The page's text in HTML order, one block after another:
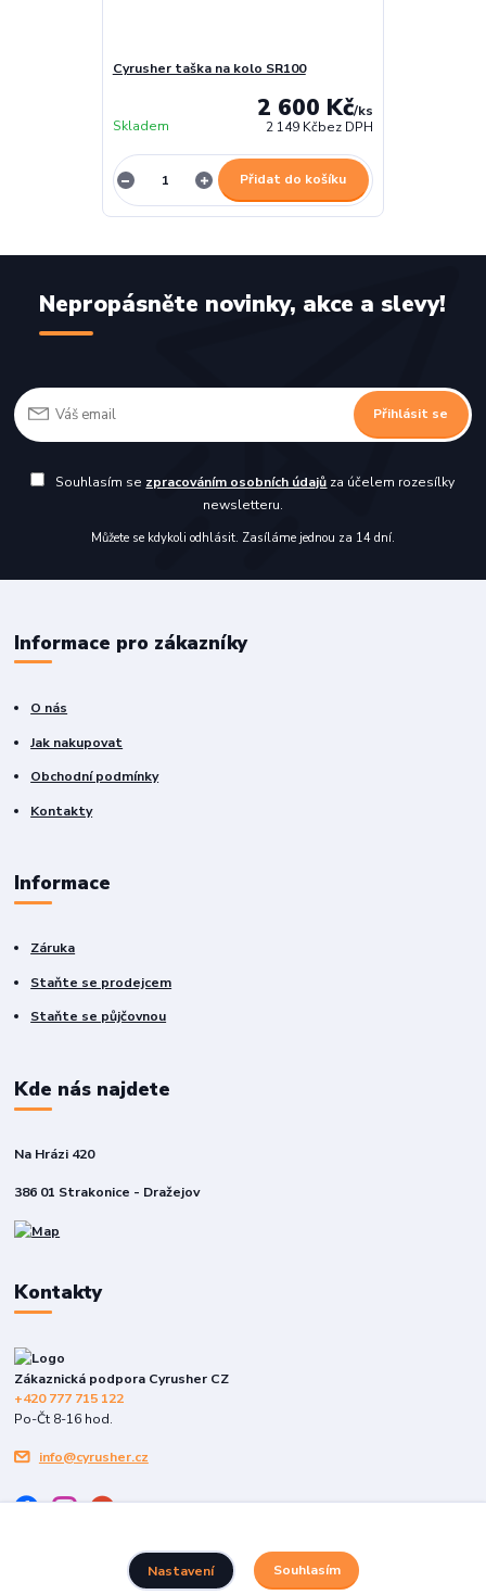
Cyrusher taška na kolo SR100
2 600 Kč/ks
2 149 Kčbez DPH
Skladem
Přidat do košíku
Nepropásněte novinky, akce a slevy!
Přihlásit se
Souhlasím se zpracováním osobních údajů za účelem rozesílky
newsletteru.
Můžete se kdykoli odhlásit. Zasíláme jednou za 14 dní.
Informace pro zákazníky
O nás
Jak nakupovat
Obchodní podmínky
Kontakty
Informace
Záruka
Staňte se prodejcem
Staňte se půjčovnou
Kde nás najdete
Na Hrázi 420
386 01 Strakonice - Dražejov
Kontakty
Zákaznická podpora Cyrusher CZ
+420 777 715 122
Po-Čt 8-16 hod.
info@cyrusher.cz
Nastavení Souhlasím